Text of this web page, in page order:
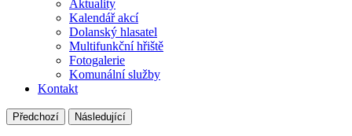
Aktuality
Kalendář akcí
Dolanský hlasatel
Multifunkční hřiště
Fotogalerie
Komunální služby
Kontakt
Předchozí Následující